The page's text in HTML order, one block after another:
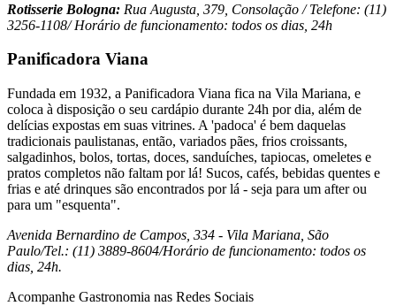
Rotisserie Bologna: Rua Augusta, 379, Consolação / Telefone: (11)
3256-1108/ Horário de funcionamento: todos os dias, 24h
Panificadora Viana
Fundada em 1932, a Panificadora Viana fica na Vila Mariana, e
coloca à disposição o seu cardápio durante 24h por dia, além de
delícias expostas em suas vitrines. A 'padoca' é bem daquelas
tradicionais paulistanas, então, variados pães, frios croissants,
salgadinhos, bolos, tortas, doces, sanduíches, tapiocas, omeletes e
pratos completos não faltam por lá! Sucos, cafés, bebidas quentes e
frias e até drinques são encontrados por lá - seja para um after ou
para um "esquenta".
Avenida Bernardino de Campos, 334 - Vila Mariana, São
Paulo/Tel.: (11) 3889-8604/Horário de funcionamento: todos os
dias, 24h.
Acompanhe Gastronomia nas Redes Sociais